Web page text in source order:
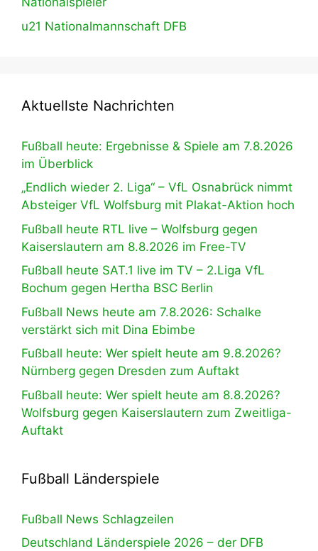
u21 Nationalmannschaft DFB
Aktuellste Nachrichten
Fußball heute: Ergebnisse & Spiele am 7.8.2026
im Überblick
„Endlich wieder 2. Liga“ – VfL Osnabrück nimmt
Absteiger VfL Wolfsburg mit Plakat-Aktion hoch
Fußball heute RTL live – Wolfsburg gegen
Kaiserslautern am 8.8.2026 im Free-TV
Fußball heute SAT.1 live im TV – 2.Liga VfL
Bochum gegen Hertha BSC Berlin
Fußball News heute am 7.8.2026: Schalke
verstärkt sich mit Dina Ebimbe
Fußball heute: Wer spielt heute am 9.8.2026?
Nürnberg gegen Dresden zum Auftakt
Fußball heute: Wer spielt heute am 8.8.2026?
Wolfsburg gegen Kaiserslautern zum Zweitliga-
Auftakt
Fußball Länderspiele
Fußball News Schlagzeilen
Deutschland Länderspiele 2026 – der DFB